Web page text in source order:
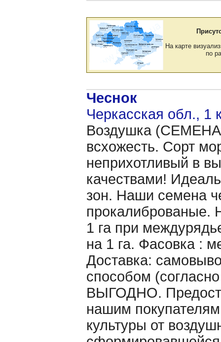
На карте
по
Чеснок
Черкасская обл., 1
Воздушка (CЕМЕНА
всхожесть. Сорт
неприхотливый в
качествами!
зон. Наши семена
прокалиброваные.
1 га при
на 1 га. Фасовка :
Доставка:
способом
ВЫГОДНО.
нашим
культуры от